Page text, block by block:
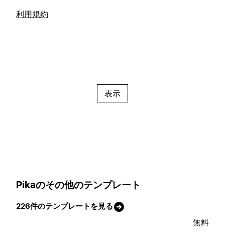
利用規約
表示
Pikaのその他のテンプレート
226件のテンプレートを見る
無料